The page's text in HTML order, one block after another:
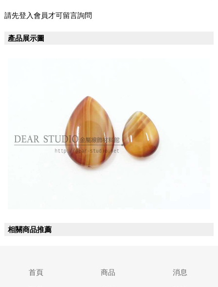
請先登入會員才可留言詢問
產品展示圖
相關商品推薦
首頁 商品 消息